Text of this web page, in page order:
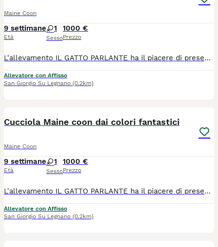
Maine Coon
9 settimane
Età
1
Sesso
1000 €
Prezzo
L'allevamento IL GATTO PARLANTE ha il piacere di presentarvi Primula, nata il 4/06/2026. Una micia molto elegante ma amante del gioco. Cresciuta in ambiente familiare, con possibilità di socializzare anche con altri gatti, abituata a molteplici tipi di lettiera, tiragraffi e classici rumori domestici. Verrà ceduta con contratto da compagnia, pedigree ANFI, doppia vaccinazione e doppia sverminazione, microchip, libretto sanitario, certificato di buona salute, test genetici dei genitori e kit cucciolo. I genitori sono visibili presso il nostro allevamento e siamo disponibili per organizzare delle visite. Ci troviamo a San Giorgio su legnano in provincia di Milano. Potete contattarci per informazioni e seguirci sui social.
Allevatore con Affisso
San Giorgio Su Legnano (0.2km)
Cucciola Maine coon dai colori fantastici
Maine Coon
9 settimane
Età
1
Sesso
1000 €
Prezzo
L'allevamento IL GATTO PARLANTE ha il piacere di presentarvi la nostra Prugna, nata il 4/06/2026. Una tortie dalle sfumature fantastiche, dolce e giocherellona. Cresciuta in ambiente familiare, con possibilità di socializzare anche con altri gatti, abituata a molteplici tipi di lettiera, tiragraffi e classici rumori domestici. Verrà ceduta con contratto da compagnia, pedigree ANFI, doppia vaccinazione e doppia sverminazione, microchip, libretto sanitario, certificato di buona salute, test genetici dei genitori e kit cucciolo. I genitori sono visibili presso il nostro allevamento e siamo disponibili per organizzare delle visite. Ci troviamo a San Giorgio su legnano in provincia di Milano. Potete contattarci per informazioni e seguirci sui social.
Allevatore con Affisso
San Giorgio Su Legnano (0.2km)